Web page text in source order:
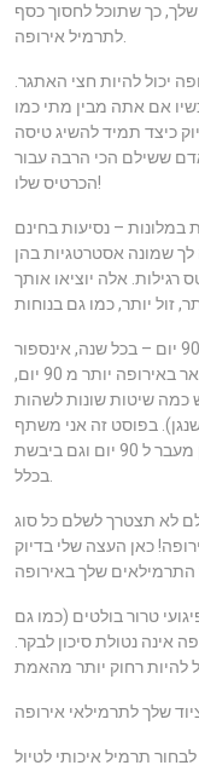
שלך, כך שתוכל לחסוך כסף
יכול להיות חצי האתגר.
אם אתה מבין מתי כמו
כיצד תמיד להשיג טיסה
ששילם הכי הרבה עבור
הכרטיס שלו!
במלונות – נסיעות בחינם
שמונה אסטרטגיות בהן
רגילות. אלה יוציאו אותך
כיצד (באופן חוקי) להישאר באירופה יותר מ 90 יום – בכל שנה, אינספור
מטיילים שואלים בדיוק כיצד הם יכולים להישאר באירופה יותר מ 90 יום,
כמה שיטות שונות לשהות
בפוסט זה אני משתף
את מה שאתה יכול לעשות כדי להישאר כדין מעבר ל 90 יום וגם ביבשת
לא תצטרך לשלם כל סוג
כאן העצה שלי בדיוק
טרור בולטים (כמו גם
אינה נטולת סיכון לבקר.
תרמיל איכותי לטיול